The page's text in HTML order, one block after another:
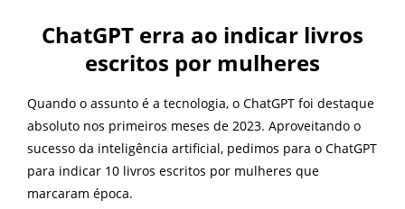
ChatGPT erra ao indicar livros
escritos por mulheres
Quando o assunto é a tecnologia, o ChatGPT foi destaque
absoluto nos primeiros meses de 2023. Aproveitando o
sucesso da inteligência artificial, pedimos para o ChatGPT
para indicar 10 livros escritos por mulheres que
marcaram época.